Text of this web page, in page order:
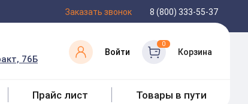
Заказать звонок 8 (800) 333-55-37
76Б
Войти
0
Корзина
Прайс лист Товары в пути